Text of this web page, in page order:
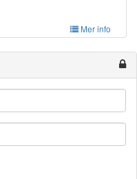
Mer info